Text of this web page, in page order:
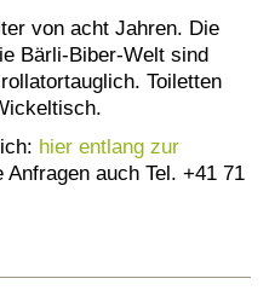
von acht Jahren. Die
Bärli-Biber-Welt sind
Toiletten
hier entlang zur
Anfragen auch Tel. +41 71